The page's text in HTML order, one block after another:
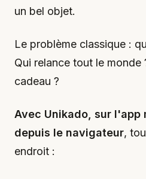
un bel objet.
Le problème classique :
Qui relance tout le monde
cadeau ?
Avec Unikado, sur l'app
depuis le navigateur,
endroit :